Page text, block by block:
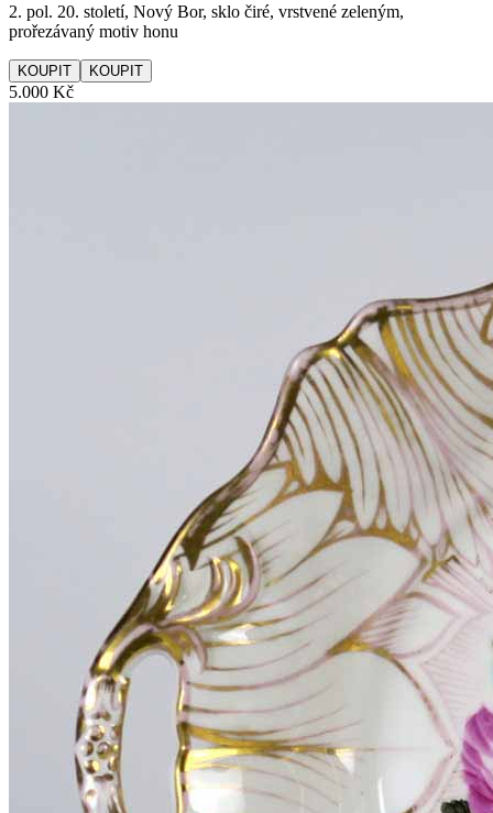
2. pol. 20. století, Nový Bor, sklo čiré, vrstvené zeleným,
prořezávaný motiv honu
KOUPIT
5.000 Kč